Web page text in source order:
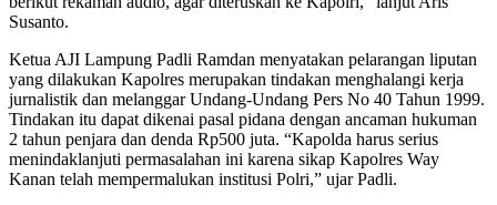
Susanto.
Ketua AJI Lampung Padli Ramdan menyatakan pelarangan liputan
yang dilakukan Kapolres merupakan tindakan menghalangi kerja
jurnalistik dan melanggar Undang-Undang Pers No 40 Tahun 1999.
Tindakan itu dapat dikenai pasal pidana dengan ancaman hukuman
2 tahun penjara dan denda Rp500 juta. “Kapolda harus serius
menindaklanjuti permasalahan ini karena sikap Kapolres Way
Kanan telah mempermalukan institusi Polri,” ujar Padli.